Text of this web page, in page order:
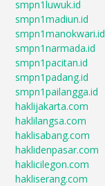
smpn1luwuk.id
smpn1madiun.id
smpn1manokwari.id
smpn1narmada.id
smpn1pacitan.id
smpn1padang.id
smpn1pailangga.id
haklijakarta.com
haklilangsa.com
haklisabang.com
haklidenpasar.com
haklicilegon.com
hakliserang.com